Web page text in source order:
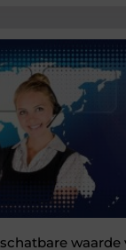
waarde